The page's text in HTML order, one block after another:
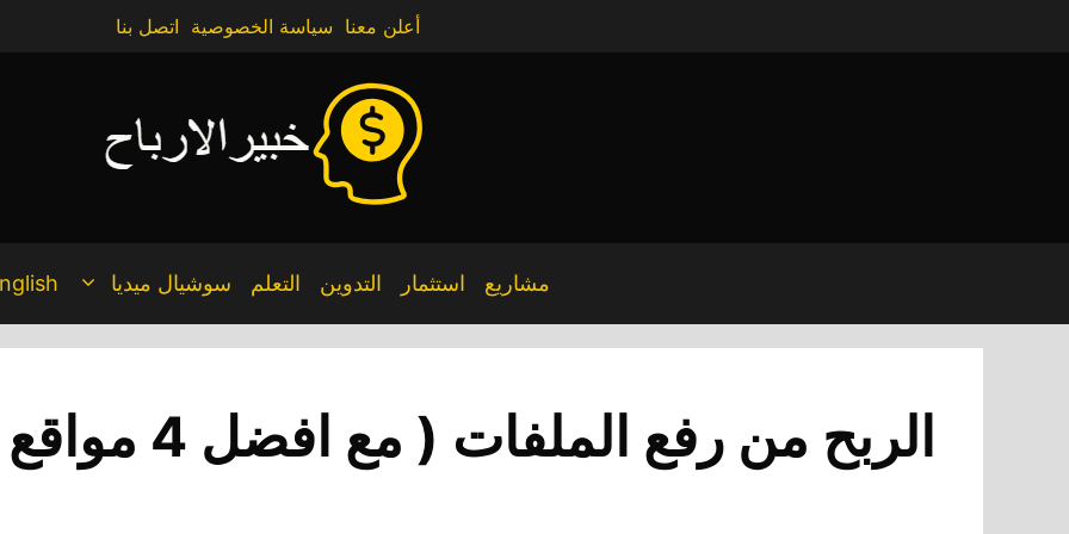
أعلن معنا سياسة الخصوصية اتصل بنا
مشاريع استثمار التدوين التعلم سوشيال ميديا
الربح من رفع الملفات ( مع افضل 4 مواقع ربحية ) 2024